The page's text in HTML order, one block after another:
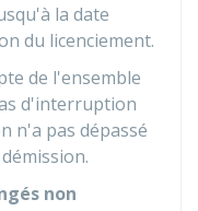
la date
du licenciement.
de l'ensemble
d'interruption
n'a pas dépassé
non